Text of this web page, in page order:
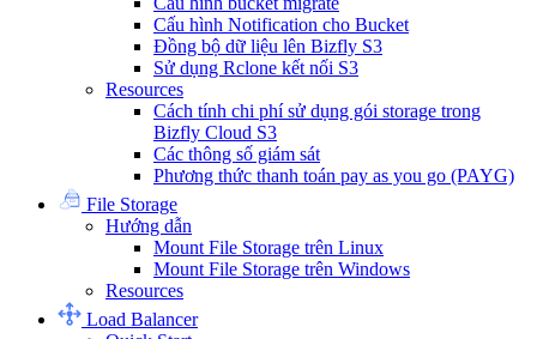
Cấu hình Notification cho Bucket
Đồng bộ dữ liệu lên Bizfly S3
Sử dụng Rclone kết nối S3
Resources
Cách tính chi phí sử dụng gói storage trong
Bizfly Cloud S3
Các thông số giám sát
Phương thức thanh toán pay as you go (PAYG)
File Storage
Hướng dẫn
Mount File Storage trên Linux
Mount File Storage trên Windows
Resources
Load Balancer